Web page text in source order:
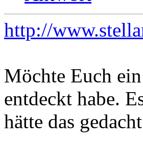
http://
Möchte Euch
entdeckt habe.
hätte das